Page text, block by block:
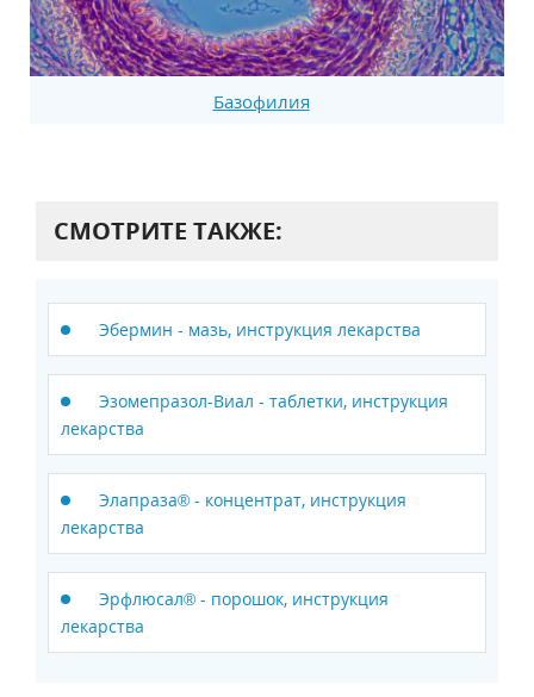
Базофилия
СМОТРИТЕ ТАКЖЕ:
Эбермин - мазь, инструкция лекарства
Эзомепразол-Виал - таблетки, инструкция
лекарства
Элапраза® - концентрат, инструкция
лекарства
Эрфлюсал® - порошок, инструкция
лекарства